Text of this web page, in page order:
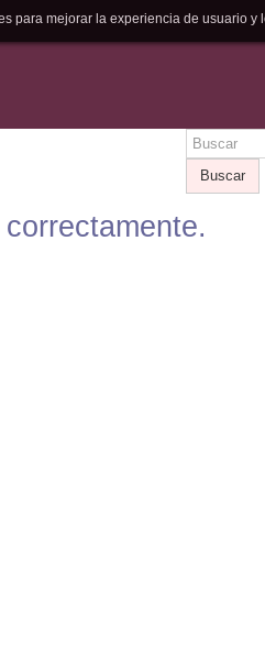
Buscar
para mejorar la experiencia de usuario